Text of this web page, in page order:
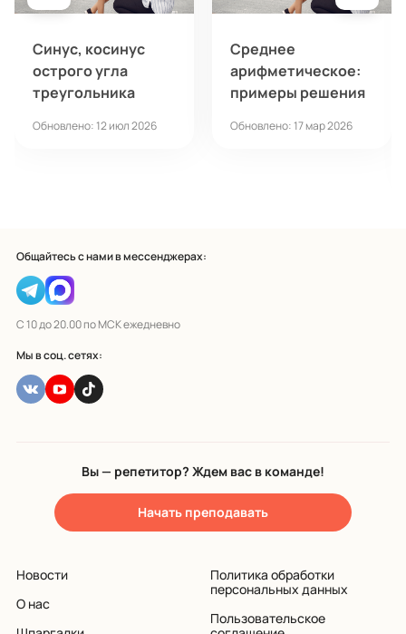
Синус, косинус
острого угла
треугольника
Обновлено: 12 июл 2026
Cреднее
арифметическое:
примеры решения
Обновлено: 17 мар 2026
Общайтесь с нами в мессенджерах:
С 10 до 20.00 по МСК ежедневно
Мы в соц. сетях:
Вы — репетитор? Ждем вас в команде!
Начать преподавать
Новости
О нас
Политика обработки
персональных данных
Пользовательское